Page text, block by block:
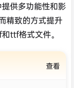
供多功能性和影
精致的方式提升
ttf格式文件。
查看